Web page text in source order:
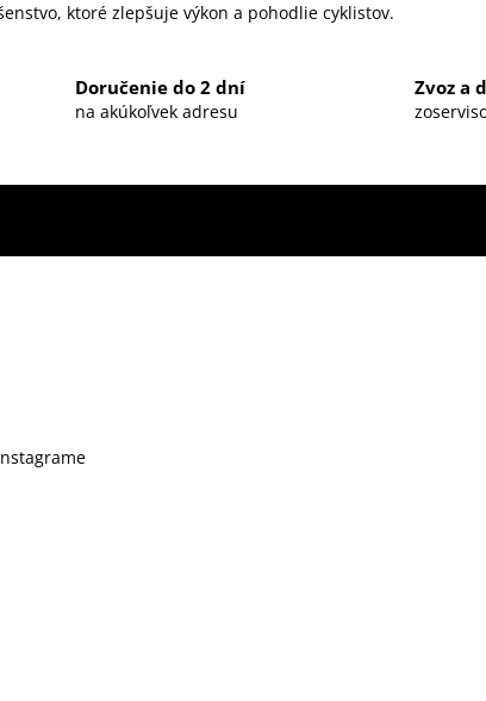
ktoré zlepšuje výkon a pohodlie cyklistov.
Doručenie do 2 dní
na akúkoľvek adresu
Zvoz a